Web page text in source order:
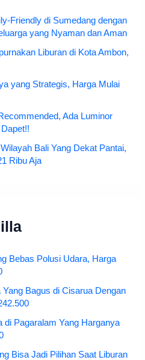
Friendly di Sumedang dengan
yang Nyaman dan Aman
Liburan di Kota Ambon,
yang Strategis, Harga Mulai
Ada Luminor
Bali Yang Dekat Pantai,
Ribu Aja
Bebas Polusi Udara, Harga
Bagus di Cisarua Dengan
di Pagaralam Yang Harganya
Bisa Jadi Pilihan Saat Liburan